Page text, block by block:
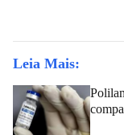
Leia Mais: